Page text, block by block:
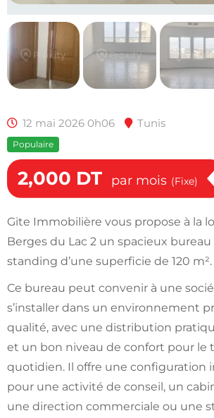
12 mai 2026 0h06 Tunis
Populaire
2,000 DT par mois (Fixe)
Gite Immobilière vous propose à la
Berges du Lac 2 un spacieux
standing d’une superficie de 120 m².
Ce bureau peut convenir à une
s’installer dans un environnement
qualité, avec une distribution
et un bon niveau de confort pour le
quotidien. Il offre une configuration
pour une activité de conseil, un
une direction commerciale ou une